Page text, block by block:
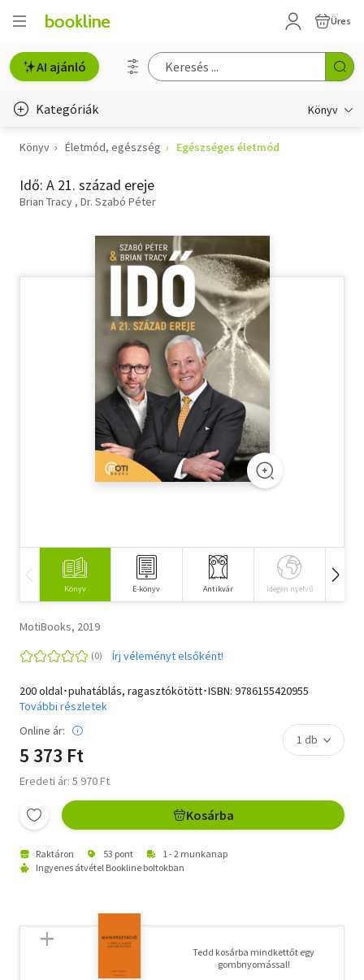
Üres
AI ajánló
Kategóriák Könyv
Életmód, egészség
Erotika
Hobbi, szabadidő
Szótár, nyelvkönyv
Tankönyv, segédkönyv
Társadalomtudomány
Könyv Életmód, egészség Egészséges életmód
Idő: A 21. század ereje
Brian Tracy Dr. Szabó Péter
Könyv E-könyv Antikvár Idegen nyelvű
MotiBooks, 2019
Írj véleményt elsőként!
200 oldal･puhatáblás, ragasztókötött･ISBN: 9786155420955
További részletek
Online ár:
5 373 Ft
Eredeti ár: 5 970 Ft
Kosárba
Raktáron 53 pont
1 - 2 munkanap
Ingyenes átvétel Bookline boltokban
Tedd kosárba mindkettőt egy
gombnyomással!